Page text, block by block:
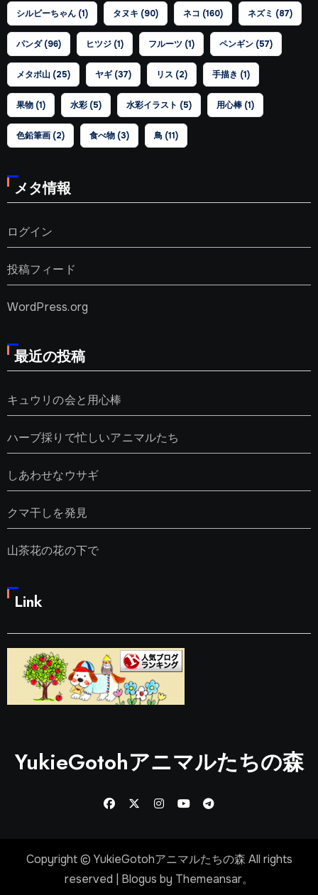
シルビーちゃん(1) タヌキ (90) ネコ (160) ネズミ (87)
パンダ(96) ヒツジ(1) フルーツ(1) ペンギン(57)
メタボ山(25) ヤギ(37) リス (2) 手描き (1)
果物(1) 水彩(5) 水彩イラスト (5) 用心棒(1)
色鉛筆画(2) 食べ物(3) 鳥(11)
メタ情報
ログイン
投稿フィード
WordPress.org
最近の投稿
キュウリの会と用心棒
ハーブ採りで忙しいアニマルたち
しあわせなウサギ
クマ干しを発見
山茶花の花の下で
Link
YukieGotohアニマルたちの森
Copyright © YukieGotohアニマルたちの森 All rights
reserved | Blogus by Themeansar。